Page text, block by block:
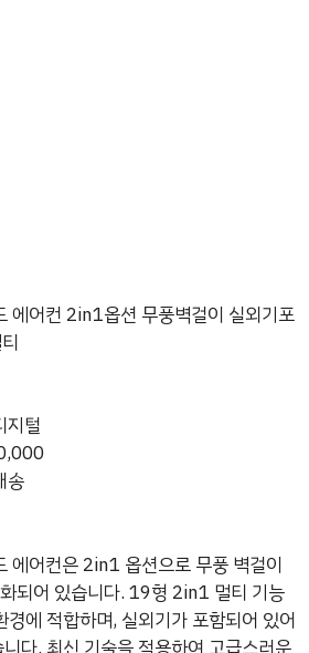
에어컨 2in1옵션 무풍벽걸이 실외기포
지털
송
에어컨은 2in1 옵션으로 무풍 벽걸이
되어 있습니다. 19형 2in1 멀티 기능
경에 적합하며, 실외기가 포함되어 있어
다. 최신 기술을 적용하여 고급스러운